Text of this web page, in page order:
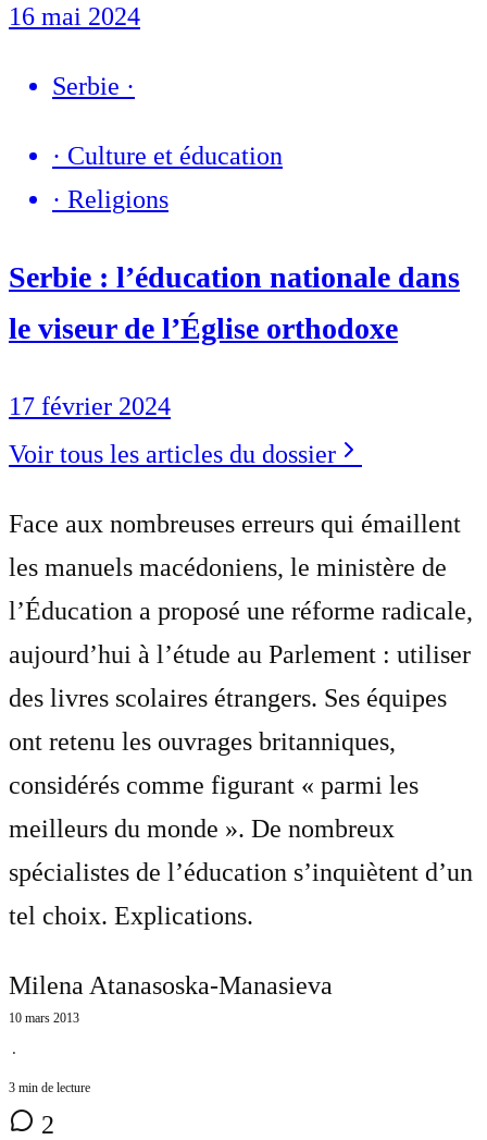
16 mai 2024
Serbie ·
· Culture et éducation
· Religions
Serbie : l’éducation nationale dans
le viseur de l’Église orthodoxe
17 février 2024
Voir tous les articles du dossier
Face aux nombreuses erreurs qui émaillent
les manuels macédoniens, le ministère de
l’Éducation a proposé une réforme radicale,
aujourd’hui à l’étude au Parlement : utiliser
des livres scolaires étrangers. Ses équipes
ont retenu les ouvrages britanniques,
considérés comme figurant « parmi les
meilleurs du monde ». De nombreux
spécialistes de l’éducation s’inquiètent d’un
tel choix. Explications.
Milena Atanasoska-Manasieva
10 mars 2013
⋅
3 min de lecture
2